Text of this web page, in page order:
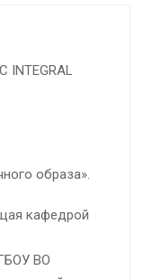
INTEGRAL
образа».
кафедрой
ВО